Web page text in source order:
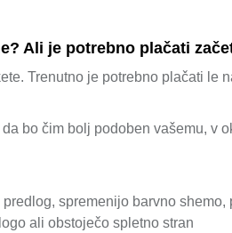
Ali je potrebno plačati
Trenutno je potrebno plačati le
bo čim bolj podoben vašemu, v
spremenijo barvno
ali obstoječo spletno stran